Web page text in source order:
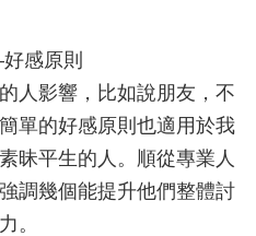
感原則
人影響，比如說朋友，不
單的好感原則也適用於我
昧平生的人。順從專業人
調幾個能提升他們整體討
。